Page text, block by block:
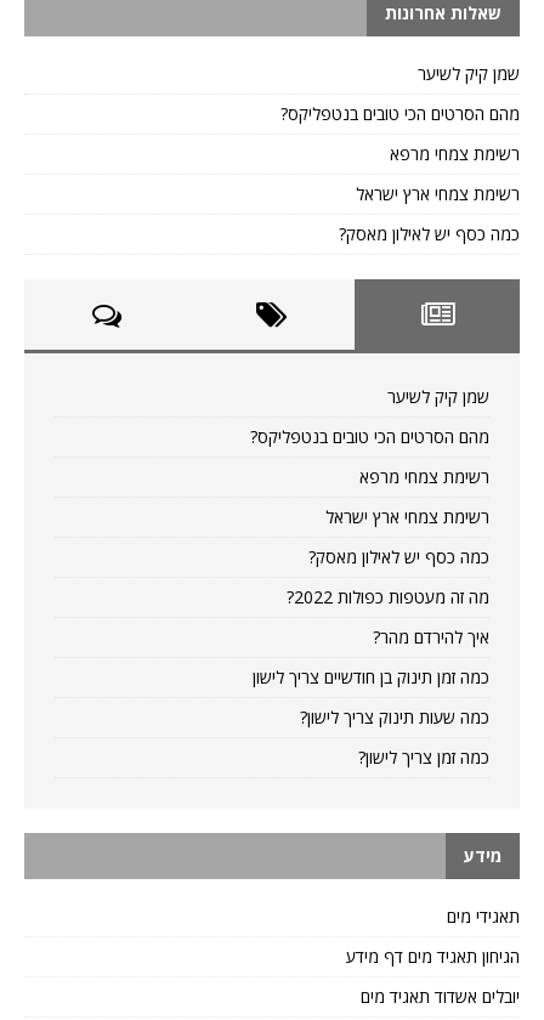
שאלות אחרונות
שמן קיק לשיער
מהם הסרטים הכי טובים בנטפליקס?
רשימת צמחי מרפא
רשימת צמחי ארץ ישראל
כמה כסף יש לאילון מאסק?
שמן קיק לשיער
מהם הסרטים הכי טובים בנטפליקס?
רשימת צמחי מרפא
רשימת צמחי ארץ ישראל
כמה כסף יש לאילון מאסק?
מה זה מעטפות כפולות 2022?
איך להירדם מהר?
כמה זמן תינוק בן חודשיים צריך לישון
כמה שעות תינוק צריך לישון?
כמה זמן צריך לישון?
מידע
תאגידי מים
הגיחון תאגיד מים דף מידע
יובלים אשדוד תאגיד מים